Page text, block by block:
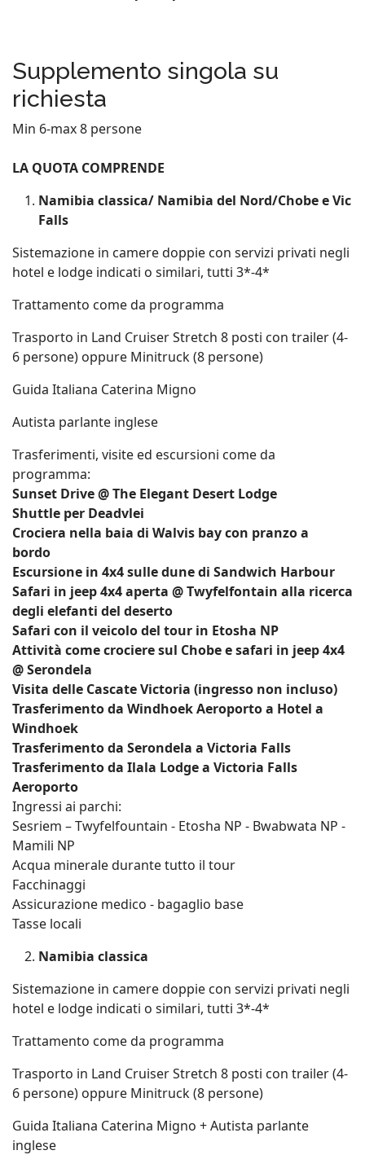
Supplemento singola su
richiesta
Min 6-max 8 persone
LA QUOTA COMPRENDE
Namibia classica/ Namibia del Nord/Chobe e Vic
Falls
Sistemazione in camere doppie con servizi privati negli
hotel e lodge indicati o similari, tutti 3*-4*
Trattamento come da programma
Trasporto in Land Cruiser Stretch 8 posti con trailer (4-
6 persone) oppure Minitruck (8 persone)
Guida Italiana Caterina Migno
Autista parlante inglese
Trasferimenti, visite ed escursioni come da
programma:
Sunset Drive @ The Elegant Desert Lodge
Shuttle per Deadvlei
Crociera nella baia di Walvis bay con pranzo a
bordo
Escursione in 4x4 sulle dune di Sandwich Harbour
Safari in jeep 4x4 aperta @ Twyfelfontain alla ricerca
degli elefanti del deserto
Safari con il veicolo del tour in Etosha NP
Attività come crociere sul Chobe e safari in jeep 4x4
@ Serondela
Visita delle Cascate Victoria (ingresso non incluso)
Trasferimento da Windhoek Aeroporto a Hotel a
Windhoek
Trasferimento da Serondela a Victoria Falls
Trasferimento da Ilala Lodge a Victoria Falls
Aeroporto
Ingressi ai parchi:
Sesriem – Twyfelfountain - Etosha NP - Bwabwata NP -
Mamili NP
Acqua minerale durante tutto il tour
Facchinaggi
Assicurazione medico - bagaglio base
Tasse locali
Namibia classica
Sistemazione in camere doppie con servizi privati negli
hotel e lodge indicati o similari, tutti 3*-4*
Trattamento come da programma
Trasporto in Land Cruiser Stretch 8 posti con trailer (4-
6 persone) oppure Minitruck (8 persone)
Guida Italiana Caterina Migno + Autista parlante
inglese